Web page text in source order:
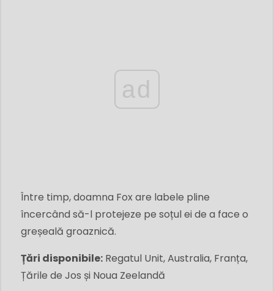
ad
Între timp, doamna Fox are labele pline
încercând să-l protejeze pe soțul ei de a face o
greșeală groaznică.
Țări disponibile: Regatul Unit, Australia, Franța,
Țările de Jos și Noua Zeelandă